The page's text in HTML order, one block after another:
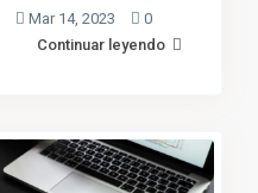
Mar 14, 2023
0
Continuar leyendo